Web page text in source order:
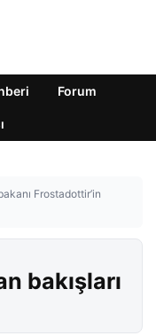
Forum
Frostadottir’in
bakışları